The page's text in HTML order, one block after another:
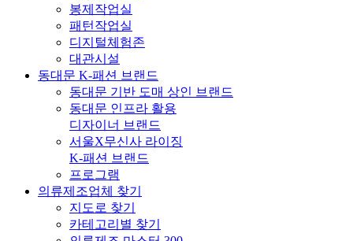
봉제작업실
패턴작업실
디지털체험존
대관시설
동대문 K-패션 브랜드
동대문 기반 도매 상인 브랜드
동대문 인프라 활용
디자이너 브랜드
서울X무신사 라이징
K-패션 브랜드
프로그램
의류제조업체 찾기
지도로 찾기
카테고리별 찾기